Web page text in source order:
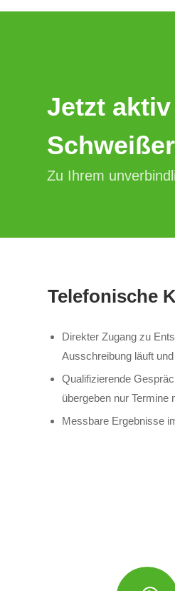
Jetzt
Zu Ihrem
Telefonische
Direkter Zugang zu
Ausschreibung läuft
Qualifizierende
übergeben nur Termine
Messbare Ergebnisse